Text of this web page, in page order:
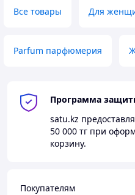
Все товары Для
Parfum парфюмерия
Программа
satu.kz
50 000 тг при
корзину.
Покупателям